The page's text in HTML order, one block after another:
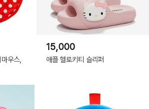
우스,
15,000
애플 헬로키티 슬리퍼